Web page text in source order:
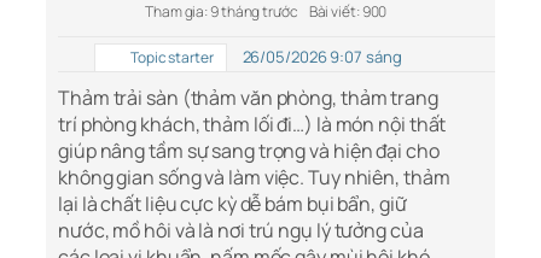
Tham gia: 9 tháng trước Bài viết: 900
Topic starter 26/05/2026 9:07 sáng
Thảm trải sàn (thảm văn phòng, thảm trang
trí phòng khách, thảm lối đi…) là món nội thất
giúp nâng tầm sự sang trọng và hiện đại cho
không gian sống và làm việc. Tuy nhiên, thảm
lại là chất liệu cực kỳ dễ bám bụi bẩn, giữ
nước, mồ hôi và là nơi trú ngụ lý tưởng của